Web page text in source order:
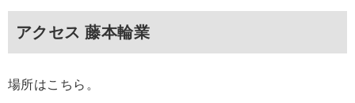
アクセス 藤本輪業
場所はこちら。